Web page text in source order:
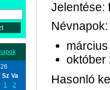
Sz Va
1
2
Jelentése:
Névnapok:
október
Hasonló